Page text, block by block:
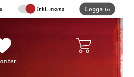
Inkl. moms Logga in
Mina favoriter